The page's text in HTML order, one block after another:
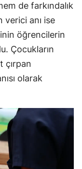
de farkındalık
verici anı ise
öğrencilerin
Çocukların
çırpan
olarak